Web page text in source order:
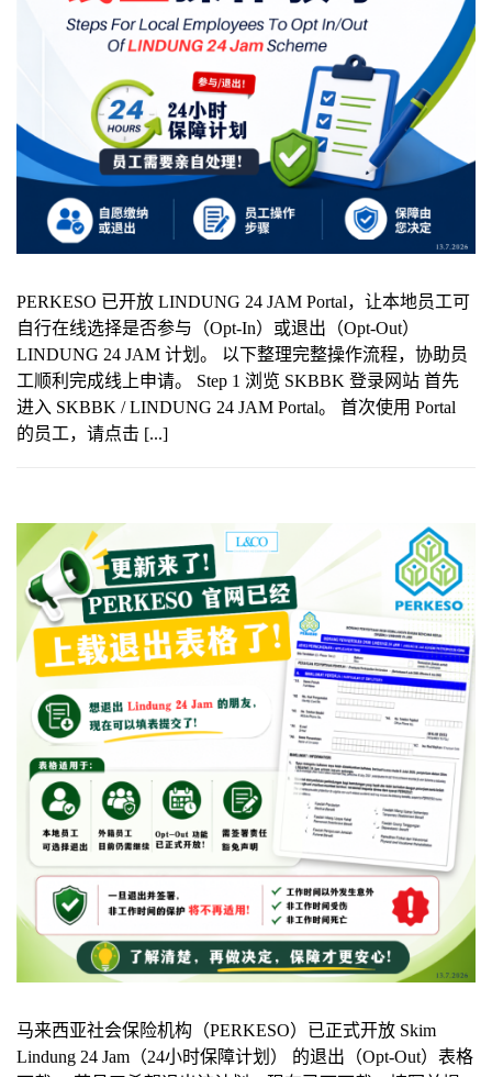
PERKESO 已开放 LINDUNG 24 JAM Portal，让本地员工可
自行在线选择是否参与（Opt-In）或退出（Opt-Out）
LINDUNG 24 JAM 计划。 以下整理完整操作流程，协助员
工顺利完成线上申请。 Step 1 浏览 SKBBK 登录网站 首先
进入 SKBBK / LINDUNG 24 JAM Portal。 首次使用 Portal
的员工，请点击 [...]
马来西亚社会保险机构（PERKESO）已正式开放 Skim
Lindung 24 Jam（24小时保障计划） 的退出（Opt-Out）表格